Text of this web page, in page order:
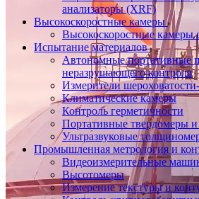
анализаторы (XRF)
Высокоскоростные камеры
Высокоскоростные камеры
Испытание материалов
Автономные портативные
неразрушающего контроля
Измерители
Климатические камеры
Контроль герметичности
Портативные твердомеры и
Ультразвуковые
Промышленная метрология и
Видеоизмерительные
Высотомеры
Измерение текстуры и